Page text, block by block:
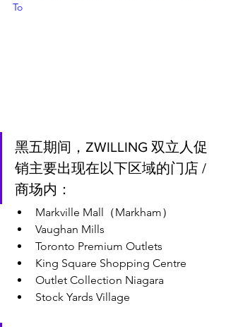
To
黑五期间，ZWILLING 双立人促
销主要出现在以下区域的门店 /
商场内：
Markville Mall（Markham）
Vaughan Mills
Toronto Premium Outlets
King Square Shopping Centre
Outlet Collection Niagara
Stock Yards Village